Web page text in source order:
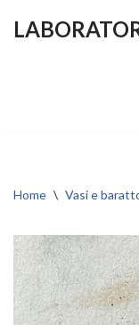
Home \ Vasi e